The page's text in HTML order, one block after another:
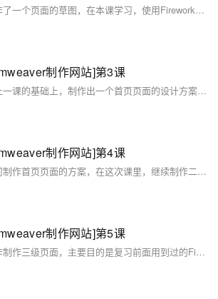
在上节课中，我们制作了一个页面的草图，在本课学习，使用Fireworks制作一个页面的设计方案，它可以作为一个模板，因为在一个网站中，通常一些网页的大体上是相同的，因此我们先制作一个基本页面，后面就可以以此为基础，制作出风格类似的不同页面方案了。
制作网站]第3课
在本课中，我们将在上一课的基础上，制作出一个首页页面的设计方案，也就是修改上节课做好的模板方案，然后添加标题文字，以及一些效果，例如投影、浮雕等效果，使页面看上去更美观。这一步的目的是为了生成一个真正的网页页面，将来在Dreamweaver进行编辑。
制作网站]第4课
上次课中，演示了如何制作首页页面的方案，在这次课里，继续制作二级页面。风格与首页是一致的，但是需要做出一些变化，因为在二级页面中需要展示一些产品，因此必须要留出防止具体内容的空间。从使用Fireworks的角度来说，重点内容是，通过使用“选取框”工具加工对象，调整对象的堆叠次序等等。
制作网站]第5课
在这次课中，继续制作制作三级页面，主要目的是复习前面用到过的Fireworks的各种常用功能，特别是对各对象的调整，例如把对象组合起来，以及取消组合等等。 本节课时长7分48秒，下载文件4.45兆字节。 下载